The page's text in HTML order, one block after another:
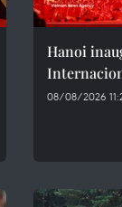
Hanoi
08/08/2026